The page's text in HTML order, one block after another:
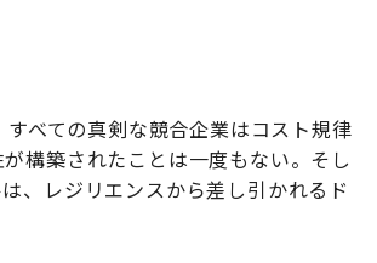
べての真剣な競合企業はコスト規律
構築されたことは一度もない。そし
、レジリエンスから差し引かれるド